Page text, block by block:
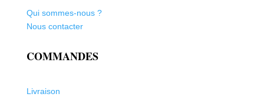
Qui sommes-nous ?
Nous contacter
COMMANDES
Livraison